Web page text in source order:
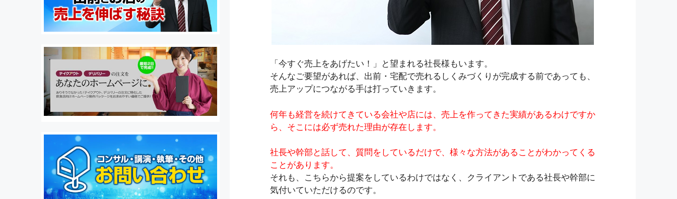
「今すぐ売上をあげたい！」と望まれる社長様もいます。
そんなご要望があれば、出前・宅配で売れるしくみづくりが完成する前であっても、
売上アップにつながる手は打っていきます。
何年も経営を続けてきている会社や店には、売上を作ってきた実績があるわけですか
ら、そこには必ず売れた理由が存在します。
社長や幹部と話して、質問をしているだけで、様々な方法があることがわかってくる
ことがあります。
それも、こちらから提案をしているわけではなく、クライアントである社長や幹部に
気付いていただけるのです。